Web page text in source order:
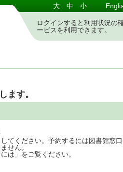
大 中 小
ログインすると利用状況の
ービスを利用できます。
ます。
てください。予約するには図書館窓
せん。
は」をご覧ください。